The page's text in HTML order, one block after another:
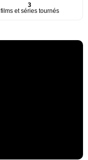
3
films et séries tournés